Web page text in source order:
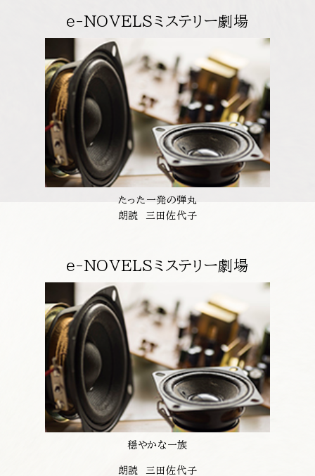
e-NOVELSミステリー劇場
たった一発の弾丸
朗読 三田佐代子
e-NOVELSミステリー劇場
穏やかな一族
朗読 三田佐代子